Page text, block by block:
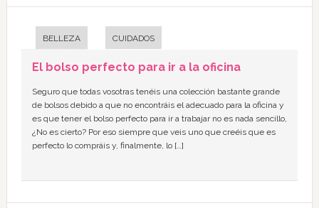
BELLEZA CUIDADOS
El bolso perfecto para ir a la oficina
Seguro que todas vosotras tenéis una colección bastante grande
de bolsos debido a que no encontráis el adecuado para la oficina y
es que tener el bolso perfecto para ir a trabajar no es nada sencillo,
¿No es cierto? Por eso siempre que veis uno que creéis que es
perfecto lo compráis y, finalmente, lo […]